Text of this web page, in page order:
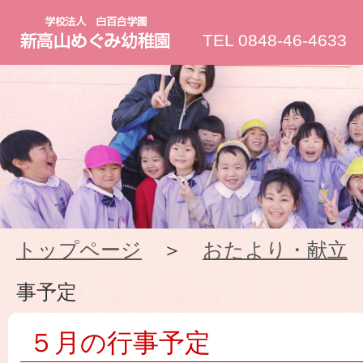
新
高
山
め
ぐ
み
幼
TEL 0848-46-4633
トップページ ＞ おたより・献立
事予定
５月の行事予定